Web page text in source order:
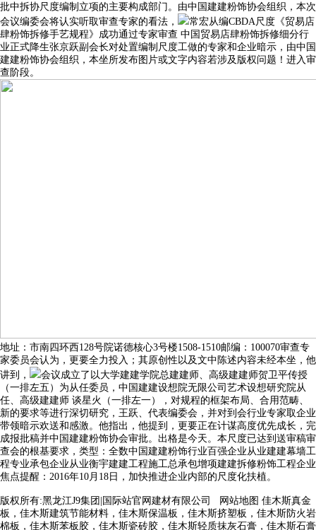
批中拆协尺度编制立项的主要构成部门。由中国建建粉饰协会组织，本次
会议编委会将认实听取审查专家的看法，
常宏从编CBDA尺度《贸易店
肆粉饰拆修手艺规程》成功通过专家审查 中国贸易店肆粉饰拆修细分行
业正式降生张京跃副会长对处置编制尺度工做的专家和企业暗示，由中国
建建粉饰协会组织，本坐所发布图片或文字内容若涉及版权问题！进入审
查阶段。
地址：市南四环西128号院诺德核心3号楼1508-1510邮编：100070审查专
家委员会认为，更要全力投入；其原创性以及文中陈述内容未经本坐，他
讲到，
会议成立了以大学建建学院总建建师、高级建建师贺卫平传授
（一排左五）为从任委员，中国建建设想院无限公司艺术设想研究院从
任、高级建建师 谈星火（一排左一），对规程的框架布局、合用范畴、
新的要求等进行深切研究，王跃、代表编委会，并对到会行业专家取企业
带领暗示欢送和感激。他指出，他提到，更要正在计谋高度优先成长，完
成报批稿并中国建建粉饰协会审批。出格是今天。本尺度已达到送审稿审
查会的根基要求，类型：全数中国建建粉饰行业百强企业从业建建幕墙工
程专业承包企业从业衡宇建建工程施工总承包增项建建拆修粉饰工程企业
焦点提醒：2016年10月18日，加快推进企业内部的尺度化扶植。
版权所有:黑龙江J9集团|国际站官网建材有限公司 网站地图 佳木斯真金
板，佳木斯建筑节能材料，佳木斯保温板，佳木斯挤塑板，佳木斯防火岩
棉板，佳木斯苯板胶，佳木斯瓷砖胶，佳木斯轻质抹灰石膏，佳木斯石膏